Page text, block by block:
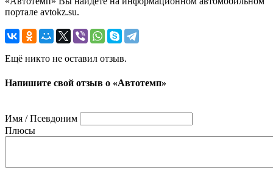
портале avtokz.su.
Ещё никто не оставил отзыв.
Напишите свой отзыв о «Автотемп»
Имя / Псевдоним
Плюсы